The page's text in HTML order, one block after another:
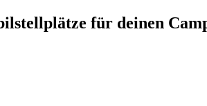
für deinen